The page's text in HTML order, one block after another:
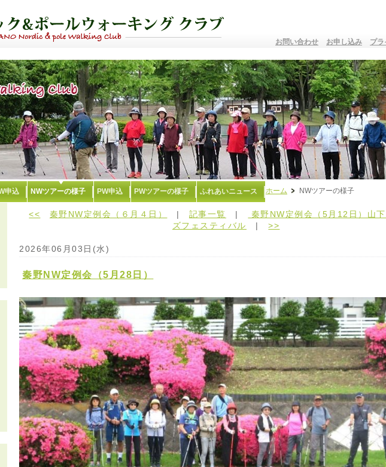
お問い合わせ お申し込み プ
申込 NWツアーの様子 PW申込 PWツアーの様子 ふれあいニュース ホーム NWツアーの様子
<< 秦野NW定例会（６月４日） | 記事一覧 |
秦野NW定例会（5月12日）山
ズフェスティバル
|>>
2026年06月03日(水)
秦野NW定例会（5月28日）